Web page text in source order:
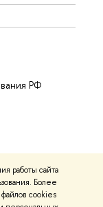
работы сайта
Более
cookies
РФ